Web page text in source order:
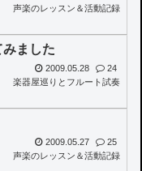
声楽のレッスン＆活動記録
ました
2009.05.28
24
楽器屋巡りとフルート試奏
2009.05.27
25
声楽のレッスン＆活動記録